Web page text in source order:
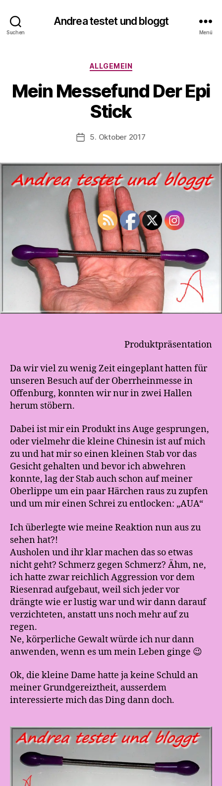
Suchen
Andrea testet und bloggt
Menü
Kategorien
ALLGEMEIN
Mein Messefund Der Epi
Stick
Beitragsautor
o
n
r
a
e
t
n
d
b
l
o
g
g
t
Veröffentlichungsdatum
5. Oktober 2017
Produktpräsentation
Da wir viel zu wenig Zeit eingeplant hatten für
unseren Besuch auf der Oberrheinmesse in
Offenburg, konnten wir nur in zwei Hallen
herum stöbern.
Dabei ist mir ein Produkt ins Auge gesprungen,
oder vielmehr die kleine Chinesin ist auf mich
zu und hat mir so einen kleinen Stab vor das
Gesicht gehalten und bevor ich abwehren
konnte, lag der Stab auch schon auf meiner
Oberlippe um ein paar Härchen raus zu zupfen
und um mir einen Schrei zu entlocken: „AUA“
Ich überlegte wie meine Reaktion nun aus zu
sehen hat?!
Ausholen und ihr klar machen das so etwas
nicht geht? Schmerz gegen Schmerz? Ähm, ne,
ich hatte zwar reichlich Aggression vor dem
Riesenrad aufgebaut, weil sich jeder vor
drängte wie er lustig war und wir dann darauf
verzichteten, anstatt uns noch mehr auf zu
regen.
Ne, körperliche Gewalt würde ich nur dann
anwenden, wenn es um mein Leben ginge 😉
Ok, die kleine Dame hatte ja keine Schuld an
meiner Grundgereiztheit, ausserdem
interessierte mich das Ding dann doch.